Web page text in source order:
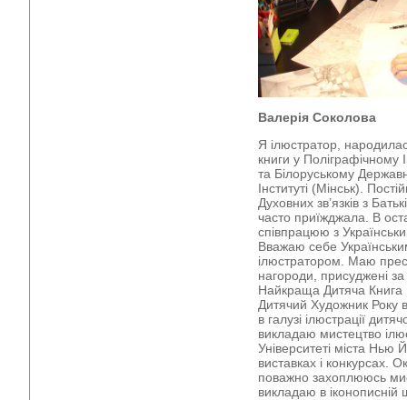
Валерія Соколова
Я ілюстратор,
книги у Поліграфічному
та Білоруському
Інституті (Мінськ).
Духовних зв’язків з
часто приїжджала. В
співпрацюю з
Вважаю себе
ілюстратором. Маю
нагороди, присуджені
Найкраща Дитяча
Дитячий Художник Року
в галузі ілюстрації
викладаю мистецтво
Університеті міста Нью
виставках і конкурсах.
поважно захоплююсь
викладаю в іконописній